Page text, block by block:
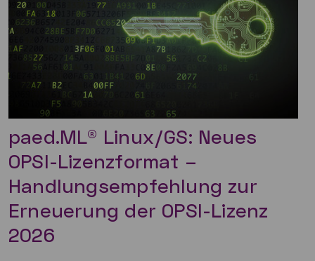
paed.ML® Linux/GS: Neues
OPSI-Lizenzformat –
Handlungsempfehlung zur
Erneuerung der OPSI-Lizenz
2026